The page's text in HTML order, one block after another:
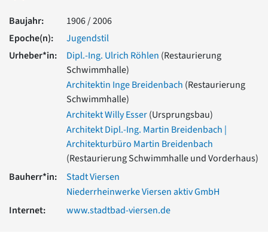
Vorromanik
Römische Antike
Über uns
Über baukunst-nrw
Fachbeirat
Freunde & Förderer
Impressum
Datenschutz
Suchbegriff eingeben
Baujahr:
1906 / 2006
Epoche(n):
Jugendstil
Urheber*in:
Dipl.-Ing. Ulrich Röhlen (Restaurierung
Schwimmhalle)
Architektin Inge Breidenbach (Restaurierung
Schwimmhalle)
Architekt Willy Esser(Ursprungsbau)
Architekt Dipl.-Ing. Martin Breidenbach |
Architekturbüro Martin Breidenbach
(Restaurierung Schwimmhalle und Vorderhaus)
Bauherr*in:
Stadt Viersen
Niederrheinwerke Viersen aktiv GmbH
Internet:
www.stadtbad-viersen.de